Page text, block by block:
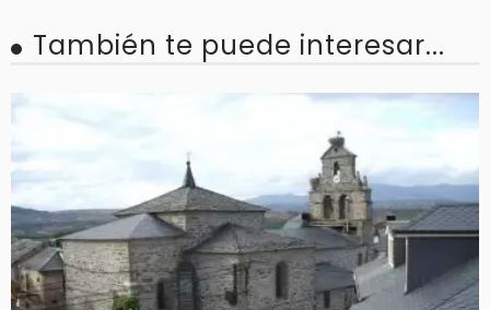
También te puede interesar...